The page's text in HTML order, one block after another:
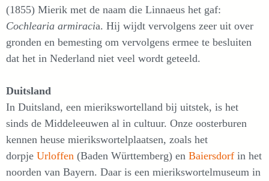
(1855) Mierik met de naam die Linnaeus het gaf:
Cochlearia armiracia. Hij wijdt vervolgens zeer uit over
gronden en bemesting om vervolgens ermee te besluiten
dat het in Nederland niet veel wordt geteeld.
Duitsland
In Duitsland, een mierikswortelland bij uitstek, is het
sinds de Middeleeuwen al in cultuur. Onze oosterburen
kennen heuse mierikswortelplaatsen, zoals het
dorpje Urloffen (Baden Württemberg) en Baiersdorf in het
noorden van Bayern. Daar is een mierikswortelmuseum in